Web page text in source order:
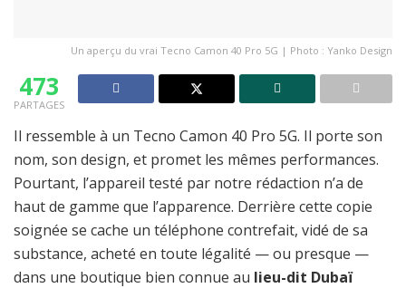
Un aperçu du vrai Tecno Camon 40 Pro 5G | Photo : Yanko Design
473
PARTAGES
Il ressemble à un Tecno Camon 40 Pro 5G. Il porte son
nom, son design, et promet les mêmes performances.
Pourtant, l’appareil testé par notre rédaction n’a de
haut de gamme que l’apparence. Derrière cette copie
soignée se cache un téléphone contrefait, vidé de sa
substance, acheté en toute légalité — ou presque —
dans une boutique bien connue au lieu-dit Dubaï